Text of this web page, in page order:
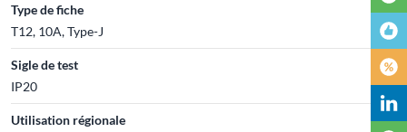
Type de fiche
T12, 10A, Type-J
Sigle de test
IP20
Utilisation régionale